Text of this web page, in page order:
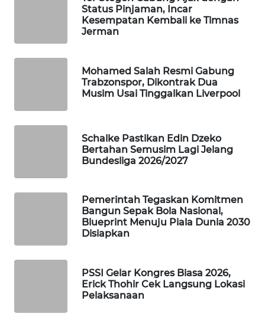
Status Pinjaman, Incar
Kesempatan Kembali ke Timnas
Jerman
Mohamed Salah Resmi Gabung
Trabzonspor, Dikontrak Dua
Musim Usai Tinggalkan Liverpool
Schalke Pastikan Edin Dzeko
Bertahan Semusim Lagi Jelang
Bundesliga 2026/2027
Pemerintah Tegaskan Komitmen
Bangun Sepak Bola Nasional,
Blueprint Menuju Piala Dunia 2030
Disiapkan
PSSI Gelar Kongres Biasa 2026,
Erick Thohir Cek Langsung Lokasi
Pelaksanaan
HEALTH
Wahana
MASYARAKAT
ID